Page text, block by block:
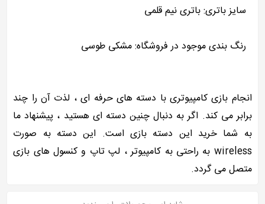
سایز باتری: باتری نیم قلمی
رنگ بندی موجود در فروشگاه: مشکی طوسی
انجام بازی کامپیوتری با دسته های حرفه ای ، لذت آن را چند
برابر می کند. اگر به دنبال چنین دسته ای هستید ، پیشنهاد ما
به شما خرید این دسته بازی است. این دسته به صورت
wireless به راحتی به کامپیوتر ، لپ تاپ و کنسول های بازی
متصل می گردد.